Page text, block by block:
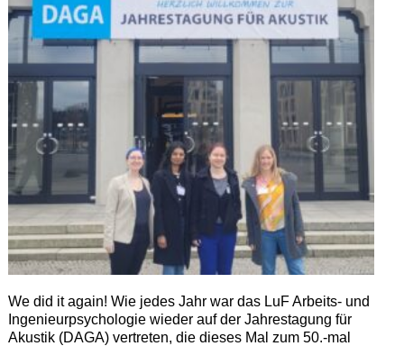
We did it again! Wie jedes Jahr war das LuF Arbeits- und
Ingenieurpsychologie wieder auf der Jahrestagung für
Akustik (DAGA) vertreten, die dieses Mal zum 50.-mal